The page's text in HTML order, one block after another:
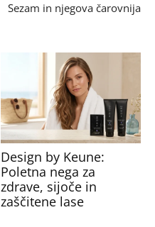
Sezam in njegova čarovnija
Design by Keune:
Poletna nega za
zdrave, sijoče in
zaščitene lase